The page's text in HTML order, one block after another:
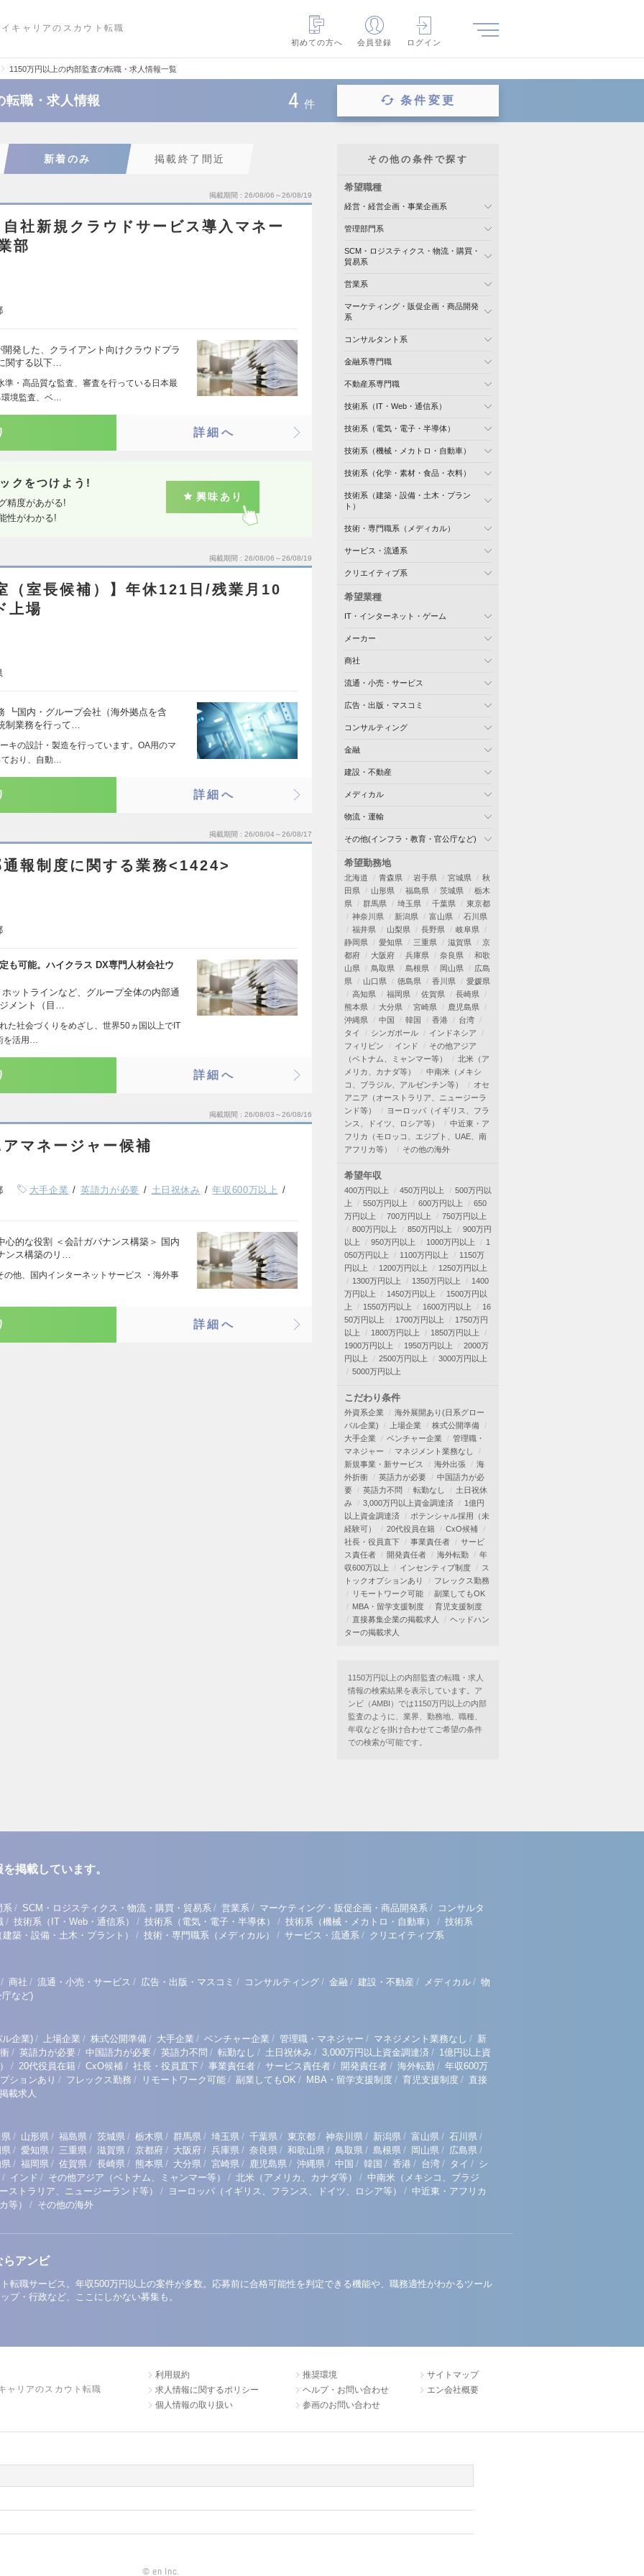
キャリアのスカウト転職
初めての方へ
会員登録 ログイン
1150万円以上の内部監査の転職・求人情報一覧
転職・求人情報 4 件 条件変更
新着のみ 掲載終了間近
掲載期間 26/08/06～26/08/19
社新規クラウドサービス導入マネー
部
発した、クライアント向けクラウドプラ
関する以下…
準・高品質な監査、審査を行っている日本最
境監査、ベ…
詳細へ
クをつけよう!
精度があがる!
性がわかる!
興味あり
掲載期間 26/08/06～26/08/19
（室長候補）】年休121日/残業月10
上場
┗国内・グループ会社（海外拠点を含
制業務を行って…
キの設計・製造を行っています。OA用のマ
ており、自動…
詳細へ
掲載期間 26/08/04～26/08/17
通報制度に関する業務<1424>
可能。ハイクラス DX専門人材会社ウ
ットラインなど、グループ全体の内部通
メント（目…
た社会づくりをめざし、世界50ヵ国以上でIT
を活用…
詳細へ
掲載期間 26/08/03～26/08/16
マネージャー候補
大手企業 英語力が必要 土日祝休み
年収600万以上
心的な役割 ＜会計ガバナンス構築＞ 国内
ンス構築のリ…
の他、国内インターネットサービス ・海外事
詳細へ
その他の条件で探す
希望職種
経営・経営企画・事業企画系
管理部門系
SCM・ロジスティクス・物流・購買・
貿易系
営業系
マーケティング・販促企画・商品開発
系
コンサルタント系
金融系専門職
不動産系専門職
技術系（IT・Web・通信系）
技術系（電気・電子・半導体）
技術系（機械・メカトロ・自動車）
技術系（化学・素材・食品・衣料）
技術系（建築・設備・土木・プラン
ト）
技術・専門職系（メディカル）
サービス・流通系
クリエイティブ系
希望業種
IT・インターネット・ゲーム
メーカー
商社
流通・小売・サービス
広告・出版・マスコミ
コンサルティング
金融
建設・不動産
メディカル
物流・運輸
その他(インフラ・教育・官公庁など)
希望勤務地
北海道 青森県 岩手県 宮城県
秋
田県
山形県 福島県 茨城県
栃木
県
群馬県 埼玉県 千葉県
東京都
神奈川県
新潟県 富山県
石川県
福井県
山梨県 長野県
岐阜県
静岡県
愛知県 三重県 滋賀県
京
都府
大阪府 兵庫県 奈良県
和歌
山県
鳥取県 島根県 岡山県
広島
県
山口県 徳島県 香川県
愛媛県
高知県
福岡県 佐賀県
長崎県
熊本県
大分県 宮崎県
鹿児島県
沖縄県
中国 韓国 香港
台湾
タイ
シンガポール
インドネシア
フィリピン
インド
その他アジア
（ベトナム、ミャンマー等）
北米（ア
メリカ、カナダ等）
中南米（メキシ
コ、ブラジル、アルゼンチン等）
オセ
アニア（オーストラリア、ニュージーラ
ンド等）
ヨーロッパ（イギリス、フラ
ンス、ドイツ、ロシア等）
中近東・ア
フリカ（モロッコ、エジプト、UAE、南
アフリカ等）
その他の海外
希望年収
400万円以上 450万円以上
500万円以
上
550万円以上 600万円以上
650
万円以上
700万円以上
750万円以上
800万円以上
850万円以上
900万円
以上
950万円以上 1000万円以上
1
050万円以上
1100万円以上
1150万
円以上
1200万円以上
1250万円以上
1300万円以上
1350万円以上
1400
万円以上
1450万円以上
1500万円以
上
1550万円以上 1600万円以上
16
50万円以上
1700万円以上
1750万円
以上
1800万円以上
1850万円以上
1900万円以上
1950万円以上
2000万
円以上
2500万円以上
3000万円以上
5000万円以上
こだわり条件
外資系企業
海外展開あり(日系グロー
バル企業)
上場企業
株式公開準備
大手企業
ベンチャー企業
管理職・
マネジャー
マネジメント業務なし
新規事業・新サービス
海外出張
海
外折衝
英語力が必要
中国語力が必
要
英語力不問 転勤なし
土日祝休
み
3,000万円以上資金調達済
1億円
以上資金調達済
ポテンシャル採用（未
経験可）
20代役員在籍
CxO候補
社長・役員直下
事業責任者
サービ
ス責任者
開発責任者 海外転勤
年
収600万以上
インセンティブ制度
ス
トックオプションあり
フレックス勤務
リモートワーク可能
副業してもOK
MBA・留学支援制度
育児支援制度
直接募集企業の掲載求人
ヘッドハン
ターの掲載求人
1150万円以上の内部監査の転職・求人
情報の検索結果を表示しています。ア
ンビ（AMBI）では1150万円以上の内部
監査のように、業界、勤務地、職種、
年収などを掛け合わせてご希望の条件
での検索が可能です。
掲載しています。
系 / SCM・ロジスティクス・物流・購買・貿易系 / 営業系 / マーケティング・販促企画・商品開発系 / コンサルタ
/ 技術系（IT・Web・通信系） / 技術系（電気・電子・半導体） / 技術系（機械・メカトロ・自動車） / 技術系
築・設備・土木・プラント） / 技術・専門職系（メディカル） / サービス・流通系 / クリエイティブ系
/ 商社 / 流通・小売・サービス / 広告・出版・マスコミ / コンサルティング / 金融 / 建設・不動産 / メディカル / 物
など)
企業)/ 上場企業 / 株式公開準備 / 大手企業 / ベンチャー企業 / 管理職・マネジャー / マネジメント業務なし / 新
/ 英語力が必要 / 中国語力が必要 / 英語力不問 / 転勤なし / 土日祝休み / 3,000万円以上資金調達済 / 1億円以上資
/ 20代役員在籍 / CxO候補 / 社長・役員直下 / 事業責任者 / サービス責任者 / 開発責任者 / 海外転勤 / 年収600万
ションあり / フレックス勤務 / リモートワーク可能 / 副業してもOK / MBA・留学支援制度 / 育児支援制度 / 直接
載求人
/ 山形県 / 福島県 / 茨城県 / 栃木県 / 群馬県 / 埼玉県 / 千葉県 / 東京都 / 神奈川県 / 新潟県 / 富山県 / 石川県 /
/ 愛知県 / 三重県 / 滋賀県 / 京都府 / 大阪府 / 兵庫県 / 奈良県 / 和歌山県 / 鳥取県 / 島根県 / 岡山県 / 広島県 /
/ 福岡県 / 佐賀県 / 長崎県 / 熊本県 / 大分県 / 宮崎県 / 鹿児島県 / 沖縄県 / 中国 / 韓国 / 香港 / 台湾 / タイ / シ
/ インド / その他アジア（ベトナム、ミャンマー等） / 北米（アメリカ、カナダ等） / 中南米（メキシコ、ブラジ
ストラリア、ニュージーランド等） / ヨーロッパ（イギリス、フランス、ドイツ、ロシア等） / 中近東・アフリカ
等）
/ その他の海外
らアンビ
転職サービス。年収500万円以上の案件が多数。応募前に合格可能性を判定できる機能や、職務適性がわかるツール
プ・行政など、ここにしかない募集も。
ャリアのスカウト転職
利用規約
求人情報に関するポリシー
個人情報の取り扱い
推奨環境
ヘルプ・お問い合わせ
参画のお問い合わせ
サイトマップ
エン会社概要
© en Inc.